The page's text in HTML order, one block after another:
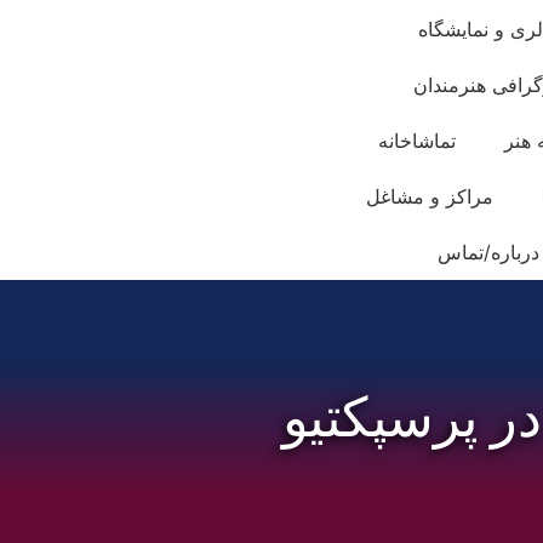
و نمایشگاه
هنرمندان
هنر تماشاخانه
مراکز و مشاغل
درباره/تماس
پرسپکتیو